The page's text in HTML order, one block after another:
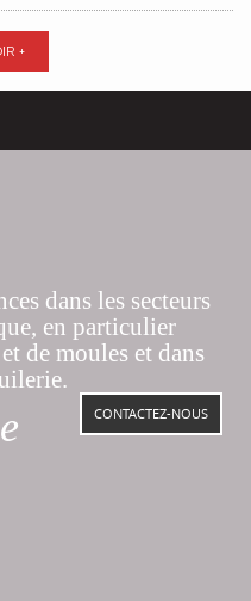
+
dans les secteurs
en particulier
de moules et dans